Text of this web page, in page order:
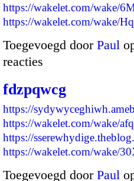
https://wakelet.com/wake/
https://wakelet.com/wake/
Toegevoegd door Paul
reacties
fdzpqwcg
https://
https://wakelet.com/wake/
https://
https://wakelet.com/wake/
Toegevoegd door Paul